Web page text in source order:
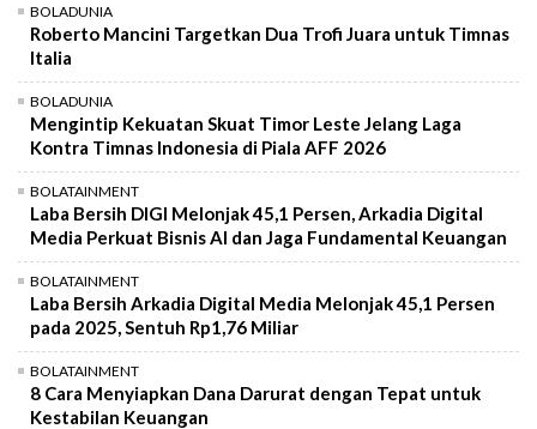
BOLADUNIA
Roberto Mancini Targetkan Dua Trofi Juara untuk Timnas
Italia
BOLADUNIA
Mengintip Kekuatan Skuat Timor Leste Jelang Laga
Kontra Timnas Indonesia di Piala AFF 2026
BOLATAINMENT
Laba Bersih DIGI Melonjak 45,1 Persen, Arkadia Digital
Media Perkuat Bisnis AI dan Jaga Fundamental Keuangan
BOLATAINMENT
Laba Bersih Arkadia Digital Media Melonjak 45,1 Persen
pada 2025, Sentuh Rp1,76 Miliar
BOLATAINMENT
8 Cara Menyiapkan Dana Darurat dengan Tepat untuk
Kestabilan Keuangan